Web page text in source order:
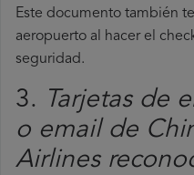
Este documento también
aeropuerto al hacer el
seguridad.
3.
Tarjetas de
o email de
Airlines